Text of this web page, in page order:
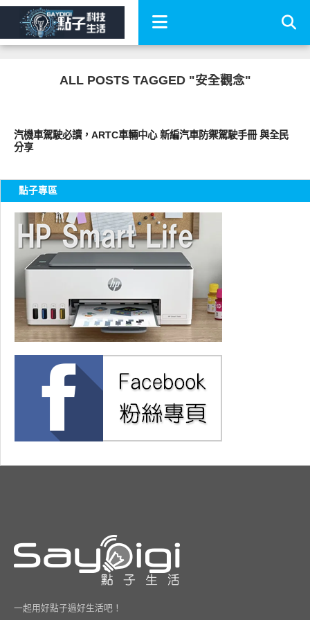
ALL POSTS TAGGED "安全觀念"
汽機車駕駛必讀，ARTC車輛中心 新編汽車防禦駕駛手冊 與全民
分享
點子專區
一起用好點子過好生活吧！